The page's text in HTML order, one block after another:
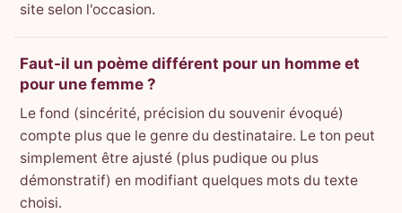
site selon l'occasion.
Faut-il un poème différent pour un homme et
pour une femme ?
Le fond (sincérité, précision du souvenir évoqué)
compte plus que le genre du destinataire. Le ton peut
simplement être ajusté (plus pudique ou plus
démonstratif) en modifiant quelques mots du texte
choisi.